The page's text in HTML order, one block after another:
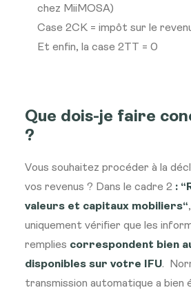
chez MiiMOSA)
Case 2CK = impôt sur le
Et enfin, la case 2TT = 0
Que dois-je faire
?
Vous souhaitez procéder à la
vos revenus ? Dans le cadre 2 :
valeurs et capitaux mobiliers“
uniquement vérifier que les
remplies correspondent bien
disponibles sur votre IFU.
transmission automatique a bien